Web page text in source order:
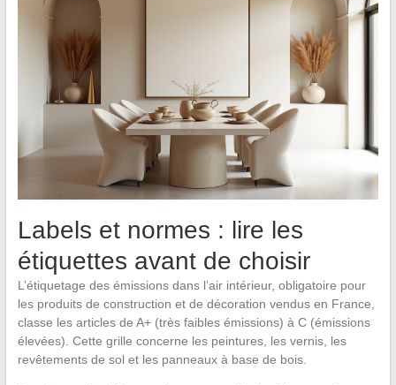
Labels et normes : lire les
étiquettes avant de choisir
L’étiquetage des émissions dans l’air intérieur, obligatoire pour
les produits de construction et de décoration vendus en France,
classe les articles de A+ (très faibles émissions) à C (émissions
élevées). Cette grille concerne les peintures, les vernis, les
revêtements de sol et les panneaux à base de bois.